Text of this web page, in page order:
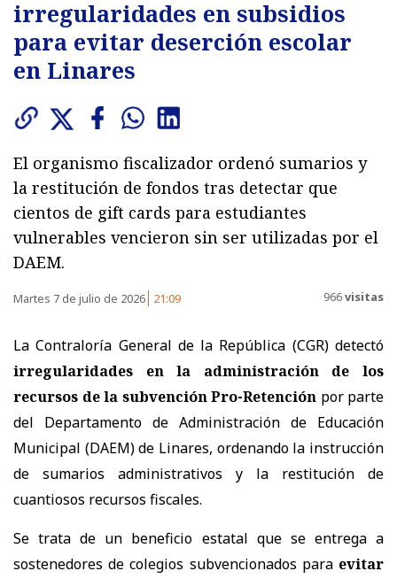
irregularidades en subsidios
para evitar deserción escolar
en Linares
El organismo fiscalizador ordenó sumarios y
la restitución de fondos tras detectar que
cientos de gift cards para estudiantes
vulnerables vencieron sin ser utilizadas por el
DAEM.
Martes 7 de julio de 2026 21:09 966visitas
La Contraloría General de la República (CGR) detectó
irregularidades en la administración de los
recursos de la subvención Pro-Retención por parte
del Departamento de Administración de Educación
Municipal (DAEM) de Linares, ordenando la instrucción
de sumarios administrativos y la restitución de
cuantiosos recursos fiscales.
Se trata de un beneficio estatal que se entrega a
sostenedores de colegios subvencionados para evitar